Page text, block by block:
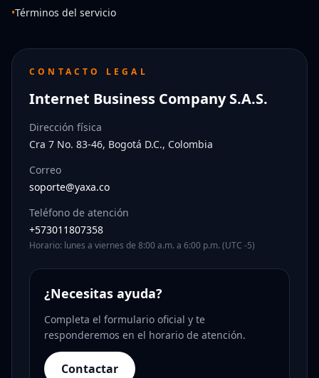
•Términos del servicio
CONTACTO LEGAL
Internet Business Company S.A.S.
Dirección física
Cra 7 No. 83-46, Bogotá D.C., Colombia
Correo
soporte@yaxa.co
Teléfono de atención
+573011807358
Horario: lunes a viernes de 8:00 a.m. a 6:00 p.m. (UTC -5)
¿Necesitas ayuda?
Completa el formulario oficial y te
responderemos en el horario de atención.
Contactar